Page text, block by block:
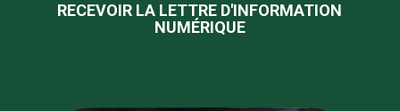
RECEVOIR LA LETTRE D'INFORMATION
NUMÉRIQUE